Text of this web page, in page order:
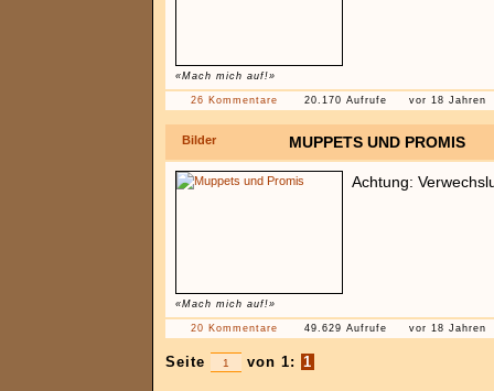
«Mach mich auf!»
26 Kommentare 20.170 Aufrufe vor 18 Jahren
Bilder MUPPETS UND PROMIS
«Mach mich auf!»
Achtung:
20 Kommentare 49.629 Aufrufe vor 18 Jahren
Seite von 1: 1